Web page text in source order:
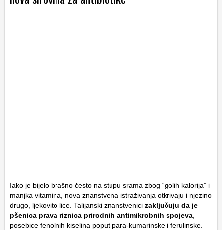
Iako je bijelo brašno često na stupu srama zbog “golih kalorija” i
manjka vitamina, nova znanstvena istraživanja otkrivaju i njezino
drugo, ljekovito lice. Talijanski znanstvenici zaključuju da je
pšenica prava riznica prirodnih antimikrobnih spojeva
posebice fenolnih kiselina poput para-kumarinske i ferulinske.